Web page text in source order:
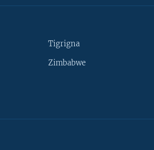
Tigrigna
Zimbabwe